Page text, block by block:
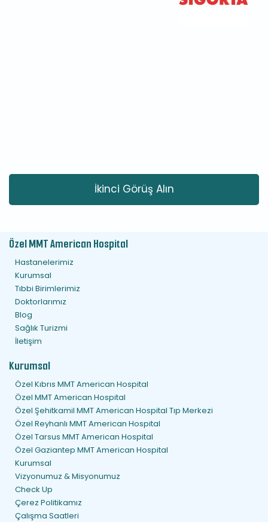
İkinci Görüş Alın
Özel MMT American Hospital
Hastanelerimiz
Kurumsal
Tıbbi Birimlerimiz
Doktorlarımız
Blog
Sağlık Turizmi
İletişim
Kurumsal
Özel Kıbrıs MMT American Hospital
Özel MMT American Hospital
Özel Şehitkamil MMT American Hospital Tıp Merkezi
Özel Reyhanlı MMT American Hospital
Özel Tarsus MMT American Hospital
Özel Gaziantep MMT American Hospital
Kurumsal
Vizyonumuz & Misyonumuz
Check Up
Çerez Politikamız
Çalışma Saatleri